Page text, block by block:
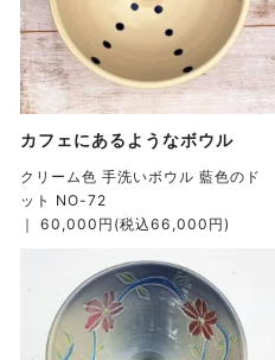
カフェにあるようなボウル
クリーム色 手洗いボウル 藍色のド
ット NO-72
｜ 60,000円(税込66,000円)